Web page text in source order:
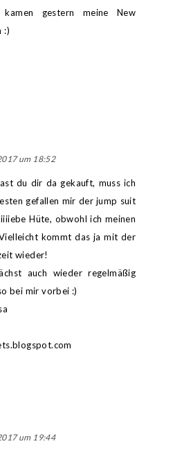
kamen gestern meine New
:)
um 18:52
du dir da gekauft, muss ich
gefallen mir der jump suit
Hüte, obwohl ich meinen
kommt das ja mit der
wieder!
auch wieder regelmäßig
bei mir vorbei :)
um 19:44